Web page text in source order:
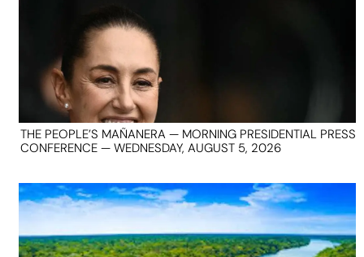
THE PEOPLE’S MAÑANERA — MORNING PRESIDENTIAL PRESS
CONFERENCE — WEDNESDAY, AUGUST 5, 2026